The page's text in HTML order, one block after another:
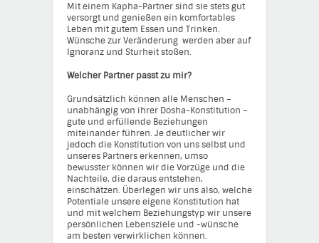
Mit einem Kapha-Partner sind sie stets gut
versorgt und genießen ein komfortables
Leben mit gutem Essen und Trinken.
Wünsche zur Veränderung werden aber auf
Ignoranz und Sturheit stoßen.
Welcher Partner passt zu mir?
Grundsätzlich können alle Menschen –
unabhängig von ihrer Dosha-Konstitution –
gute und erfüllende Beziehungen
miteinander führen. Je deutlicher wir
jedoch die Konstitution von uns selbst und
unseres Partners erkennen, umso
bewusster können wir die Vorzüge und die
Nachteile, die daraus entstehen,
einschätzen. Überlegen wir uns also, welche
Potentiale unsere eigene Konstitution hat
und mit welchem Beziehungstyp wir unsere
persönlichen Lebensziele und -wünsche
am besten verwirklichen können.